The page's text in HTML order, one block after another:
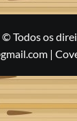
Todos os
|